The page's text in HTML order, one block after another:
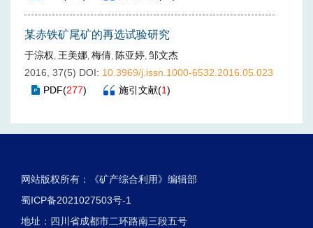
某赤铁矿尾矿的再选试验研究
于淙权, 王美娜, 梅倩, 陈亚婷, 邹文杰
2016, 37(5) DOI: 10.3969/j.issn.1000-6532.2016.05.023
PDF(277) 施引文献(1)
网站版权所有：《矿产综合利用》编辑部
蜀ICP备2021027503号-1
地址：四川省成都市二环路南三段五号